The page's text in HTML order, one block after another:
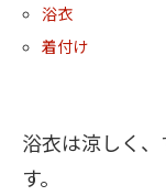
浴衣
着付け
浴衣は涼しく
す。